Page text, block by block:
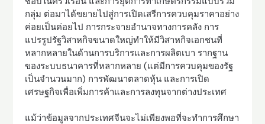
กลุ่ม ต่อมาได้ขยายไปสู่การเปิดเสรีการควบคุมราคาอย่าง
ค่อยเป็นค่อยไป การกระจายอำนาจทางการคลัง การ
แปรรูปรัฐวิสาหกิจขนาดใหญ่ทำให้มีวิสาหกิจเอกชนที่
หลากหลายในด้านการบริการและการผลิตเบา รากฐาน
ของระบบธนาคารที่หลากหลาย (แต่มีการควบคุมของรัฐ
เป็นจำนวนมาก) การพัฒนาตลาดหุ้น และการเปิด
เศรษฐกิจเพื่อเพิ่มการค้าและการลงทุนจากต่างประเทศ
แม้ว่าข้อมูลจากประเทศจีนจะไม่เพียงพอที่จะทำการศึกษา